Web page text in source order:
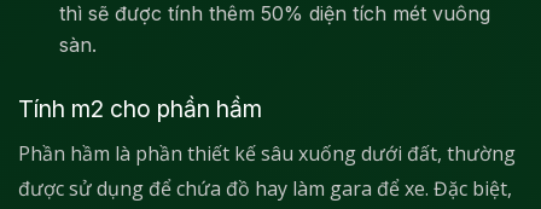
thì sẽ được tính thêm 50% diện tích mét vuông
sàn.
Tính m2 cho phần hầm
Phần hầm là phần thiết kế sâu xuống dưới đất, thường
được sử dụng để chứa đồ hay làm gara để xe. Đặc biệt,